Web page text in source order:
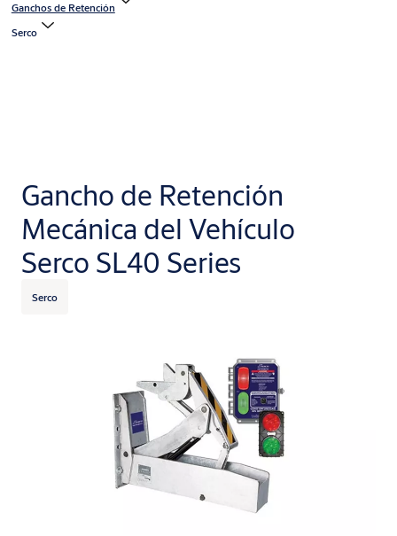
Ganchos de Retención
Serco
Gancho de Retención
Mecánica del Vehículo
Serco SL40 Series
Serco